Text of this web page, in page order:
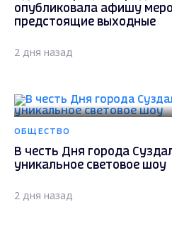
опубликовала афишу
предстоящие выходные
2 дня назад
ОБЩЕСТВО
В честь Дня города
уникальное световое шоу
2 дня назад